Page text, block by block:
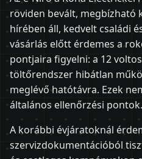
röviden bevált,
hírében áll, kedvelt családi
vásárlás előtt érdemes a
pontjaira figyelni: a 12
töltőrendszer hibátlan
meglévő hatótávra. Ezek
általános ellenőrzési pontok.
A korábbi évjáratoknál
szervizdokumentációból